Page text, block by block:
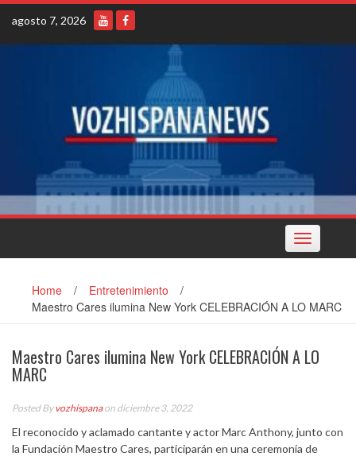
Skip
content
agosto 7, 2026
Toggle
navigation
Home / Entretenimiento
/
Maestro Cares ilumina New York CELEBRACIÓN A LO MARC
Maestro Cares ilumina New York CELEBRACIÓN A LO
MARC
Posted Byvozhispanaon diciembre 3, 2022
El reconocido y aclamado cantante y actor Marc Anthony, junto con
la Fundación Maestro Cares, participarán en una ceremonia de